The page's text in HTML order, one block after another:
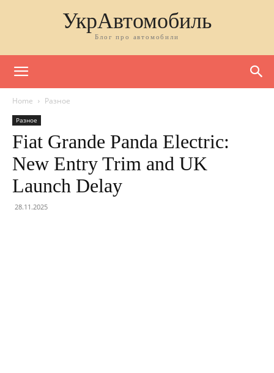
УкрАвтомобиль
Блог про автомобили
Home Разное
Разное
Fiat Grande Panda Electric:
New Entry Trim and UK
Launch Delay
28.11.2025